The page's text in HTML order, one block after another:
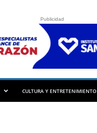
Publicidad
CULTURA Y ENTRETENIMIENTO